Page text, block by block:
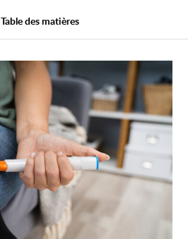
Table des matières